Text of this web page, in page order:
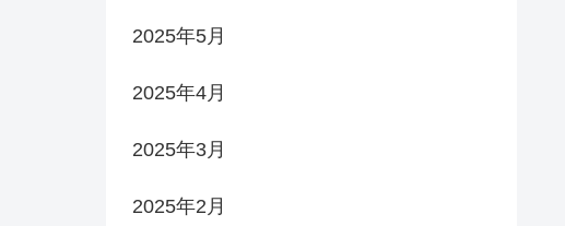
2025年5月
2025年4月
2025年3月
2025年2月